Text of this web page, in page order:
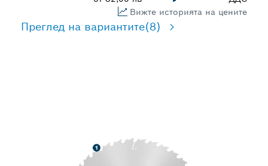
Вижте историята на цените
Преглед на вариантите(8)